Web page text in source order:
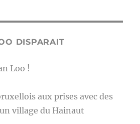
DISPARAIT
Loo !
aux prises avec des
village du Hainaut